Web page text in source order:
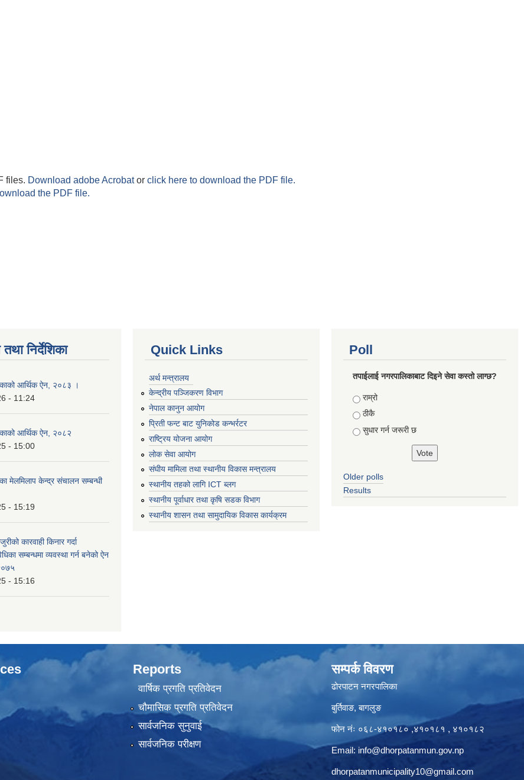
files. Download adobe Acrobator click here to download the PDF file.
the PDF file.
निर्देशिका
आर्थिक ऐन, २०८३ ।
- 11:24
आर्थिक ऐन, २०८२
- 15:00
मेलमिलाप केन्द्र संचालन सम्बन्धी
- 15:19
कारवाही किनार गर्दा
सम्बन्धमा व्यवस्था गर्न बनेको ऐन
- 15:16
Quick Links
अर्थ मन्त्रालय
केन्द्रीय पञ्जिकरण विभाग
नेपाल कानुन आयोग
प्रिती फन्ट बाट युनिकोड कन्भर्रटर
राष्ट्रिय योजना आयोग
लोक सेवा आयोग
संघीय मामिला तथा स्थानीय विकास मन्त्रालय
स्थानीय तहको लागि ICT ब्लग
स्थानीय पूर्वाधार तथा कृषि सडक विभाग
स्थानीय शासन तथा सामुदायिक विकास कार्यक्रम
Poll
तपाईलाई नगरपालिकाबाट दिइने सेवा कस्तो लाग्छ?
Choices
राम्रो
ठीकै
सुधार गर्न जरूरी छ
Older polls
Results
Reports
वार्षिक प्रगति प्रतिवेदन
चौमासिक प्रगति प्रतिवेदन
सार्वजनिक सुनुवाई
सार्वजनिक परीक्षण
सम्पर्क विवरण
ढोरपाटन नगरपालिका
बुर्तिवाङ, बागलुङ
फोन नंः ०६८-४१०१८० ,४१०१८१ , ४१०१८२
Email: info@dhorpatanmun.gov.np
dhorpatanmunicipality10@gmail.com